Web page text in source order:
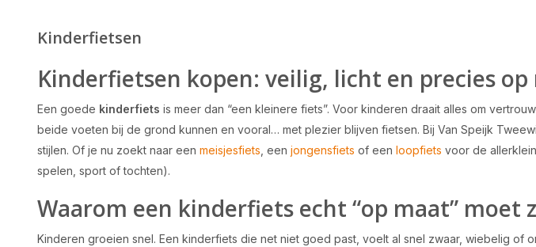
Kinderfietsen
Kinderfietsen kopen: veilig, licht en precies op
Een goede kinderfiets is meer dan “een kleinere fiets”. Voor kinderen draait alles om
beide voeten bij de grond kunnen en vooral… met plezier blijven fietsen. Bij Van Speijk
stijlen. Of je nu zoekt naar een meisjesfiets , een jongensfiets of een loopfiets voor de
spelen, sport of tochten).
Waarom een kinderfiets echt “op maat” moet
Kinderen groeien snel. Een kinderfiets die net niet goed past, voelt al snel zwaar, wiebelig